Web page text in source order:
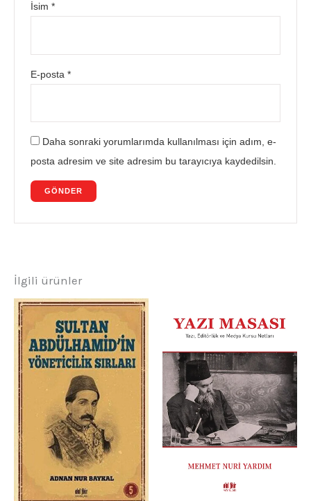
İsim*
E-posta*
Daha sonraki yorumlarımda kullanılması için adım, e-
posta adresim ve site adresim bu tarayıcıya kaydedilsin.
İlgili ürünler